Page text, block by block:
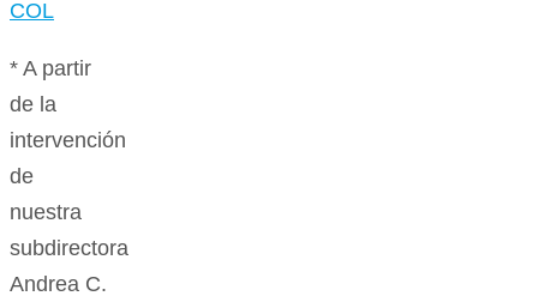
* A partir
de la
intervención
de
nuestra
subdirectora
Andrea C.